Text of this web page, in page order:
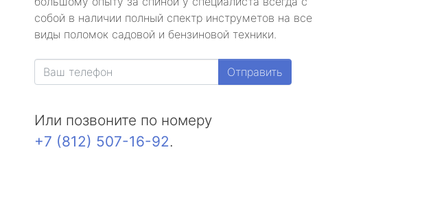
собой в наличии полный спектр инструметов на все
виды поломок садовой и бензиновой техники.
Отправить
Или позвоните по номеру
+7 (812) 507-16-92.